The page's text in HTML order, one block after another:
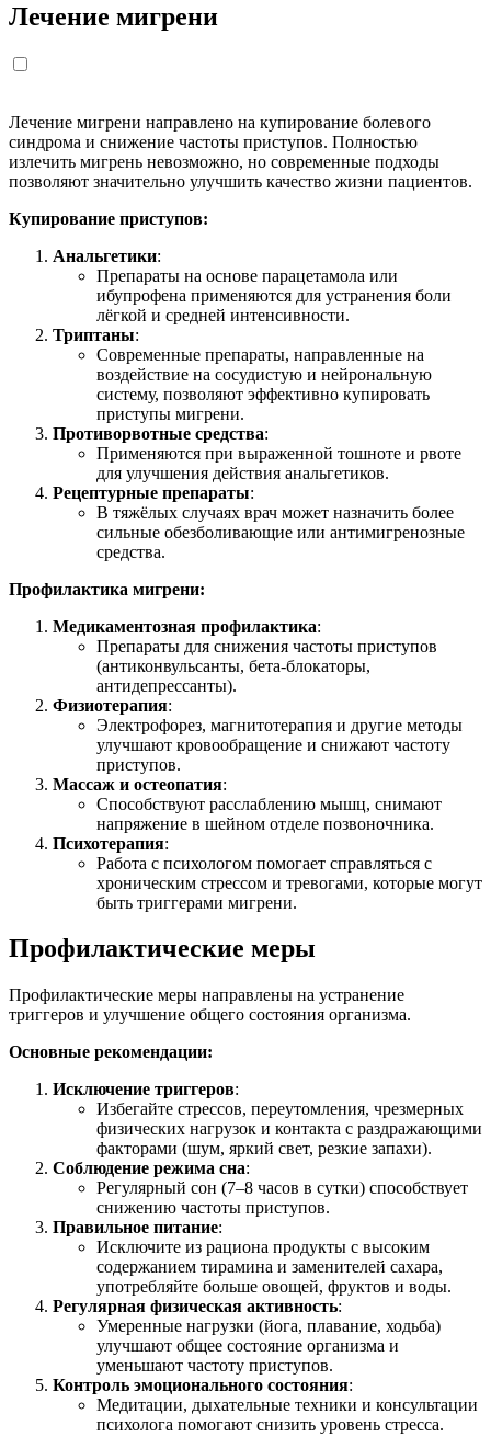
Лечение мигрени
Лечение мигрени направлено на купирование болевого
синдрома и снижение частоты приступов. Полностью
излечить мигрень невозможно, но современные подходы
позволяют значительно улучшить качество жизни пациентов.
Купирование приступов:
Анальгетики:
Препараты на основе парацетамола или
ибупрофена применяются для устранения боли
лёгкой и средней интенсивности.
Триптаны:
Современные препараты, направленные на
воздействие на сосудистую и нейрональную
систему, позволяют эффективно купировать
приступы мигрени.
Противорвотные средства:
Применяются при выраженной тошноте и рвоте
для улучшения действия анальгетиков.
Рецептурные препараты:
В тяжёлых случаях врач может назначить более
сильные обезболивающие или антимигренозные
средства.
Профилактика мигрени:
Медикаментозная профилактика:
Препараты для снижения частоты приступов
(антиконвульсанты, бета-блокаторы,
антидепрессанты).
Физиотерапия:
Электрофорез, магнитотерапия и другие методы
улучшают кровообращение и снижают частоту
приступов.
Массаж и остеопатия:
Способствуют расслаблению мышц, снимают
напряжение в шейном отделе позвоночника.
Психотерапия:
Работа с психологом помогает справляться с
хроническим стрессом и тревогами, которые могут
быть триггерами мигрени.
Профилактические меры
Профилактические меры направлены на устранение
триггеров и улучшение общего состояния организма.
Основные рекомендации:
Исключение триггеров:
Избегайте стрессов, переутомления, чрезмерных
физических нагрузок и контакта с раздражающими
факторами (шум, яркий свет, резкие запахи).
Соблюдение режима сна:
Регулярный сон (7–8 часов в сутки) способствует
снижению частоты приступов.
Правильное питание:
Исключите из рациона продукты с высоким
содержанием тирамина и заменителей сахара,
употребляйте больше овощей, фруктов и воды.
Регулярная физическая активность:
Умеренные нагрузки (йога, плавание, ходьба)
улучшают общее состояние организма и
уменьшают частоту приступов.
Контроль эмоционального состояния:
Медитации, дыхательные техники и консультации
психолога помогают снизить уровень стресса.